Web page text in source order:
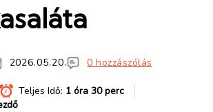
2026.05.20. 0 hozzászólás
Teljes Idő: 1 óra 30 perc